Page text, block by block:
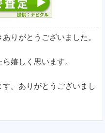
りがとうございました。
嬉しく思います。
。ありがとうございまし